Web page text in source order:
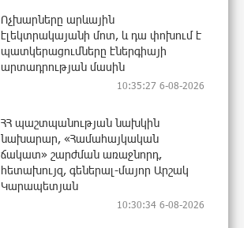
Ոչխարները արևային
էլեկտրակայանի մոտ, և դա փոխում է
պատկերացումները էներգիայի
արտադրության մասին
10:35:27 6-08-2026
ՀՀ պաշտպանության նախկին
նախարար, «Համահայկական
ճակատ» շարժման առաջնորդ,
հետախույզ, գեներալ-մայոր Արշակ
Կարապետյան
10:30:34 6-08-2026